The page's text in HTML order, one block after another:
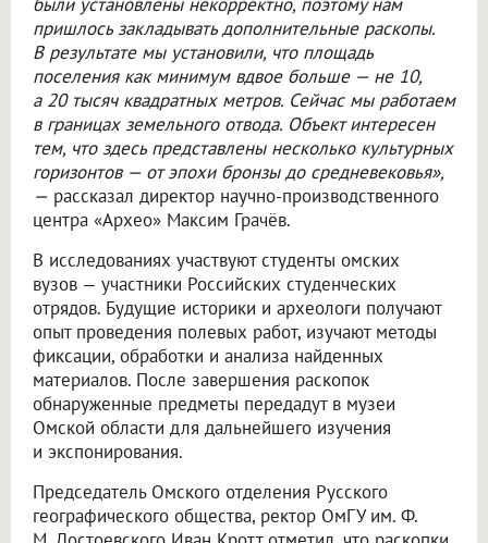
пришлось закладывать дополнительные раскопы.
В результате мы установили, что площадь
поселения как минимум вдвое больше — не 10,
а 20 тысяч квадратных метров. Сейчас мы работаем
в границах земельного отвода. Объект интересен
тем, что здесь представлены несколько культурных
горизонтов — от эпохи бронзы до средневековья»,
— рассказал директор научно-производственного
центра «Архео» Максим Грачёв.
В исследованиях участвуют студенты омских
вузов — участники Российских студенческих
отрядов. Будущие историки и археологи получают
опыт проведения полевых работ, изучают методы
фиксации, обработки и анализа найденных
материалов. После завершения раскопок
обнаруженные предметы передадут в музеи
Омской области для дальнейшего изучения
и экспонирования.
Председатель Омского отделения Русского
географического общества, ректор ОмГУ им. Ф.